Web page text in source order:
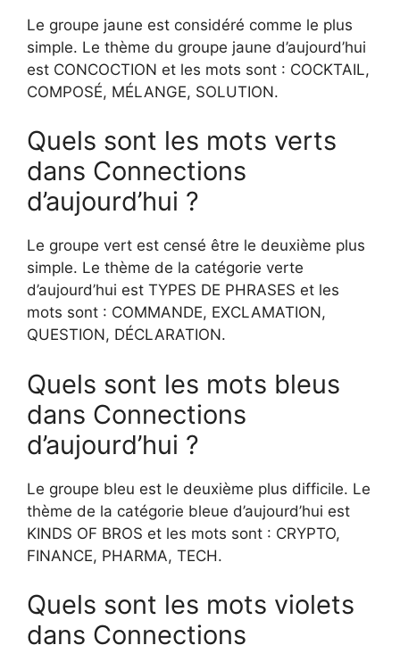
Le groupe jaune est considéré comme le plus
simple. Le thème du groupe jaune d’aujourd’hui
est CONCOCTION et les mots sont : COCKTAIL,
COMPOSÉ, MÉLANGE, SOLUTION.
Quels sont les mots verts
dans Connections
d’aujourd’hui ?
Le groupe vert est censé être le deuxième plus
simple. Le thème de la catégorie verte
d’aujourd’hui est TYPES DE PHRASES et les
mots sont : COMMANDE, EXCLAMATION,
QUESTION, DÉCLARATION.
Quels sont les mots bleus
dans Connections
d’aujourd’hui ?
Le groupe bleu est le deuxième plus difficile. Le
thème de la catégorie bleue d’aujourd’hui est
KINDS OF BROS et les mots sont : CRYPTO,
FINANCE, PHARMA, TECH.
Quels sont les mots violets
dans Connections